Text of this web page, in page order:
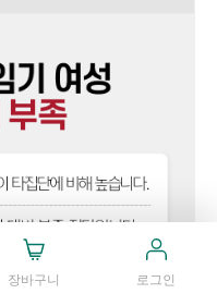
장바구니 로그인